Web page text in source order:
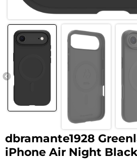
dbramante1928
iPhone Air Night